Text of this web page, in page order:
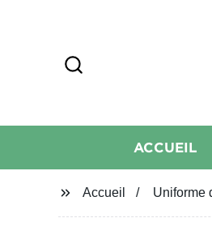
ACCUEIL
Accueil Uniforme